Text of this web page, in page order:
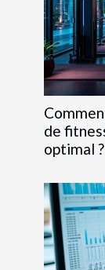
de
optimal ?